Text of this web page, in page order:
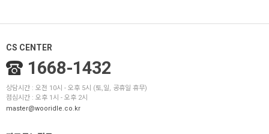
CS CENTER
1668-1432
상담시간 : 오전 10시 - 오후 5시 (토,일, 공휴일 휴무)
점심시간 : 오후 1시 - 오후 2시
master@wooridle.co.kr